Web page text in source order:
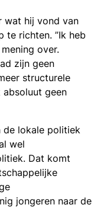
wat hij vond van
te richten. ”Ik heb
over.
zijn geen
structurele
absoluut geen
de lokale politiek
wel
Dat komt
jongeren naar de